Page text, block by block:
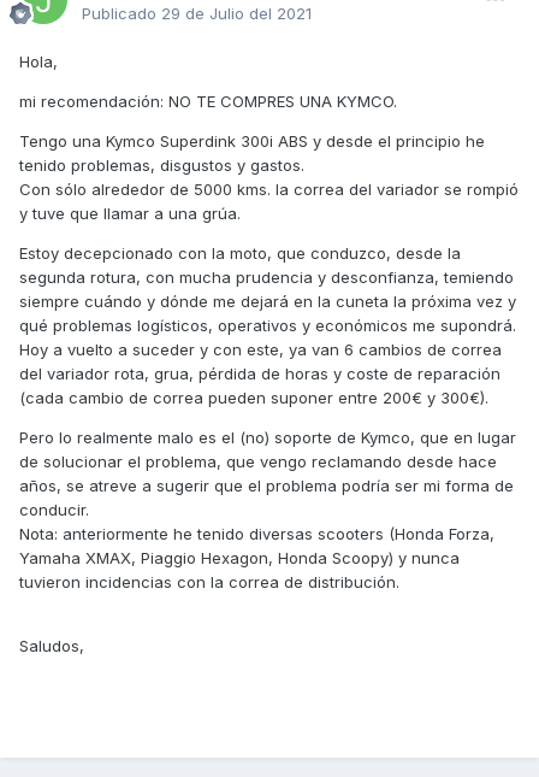
Publicado 29 de Julio del 2021
Hola,
mi recomendación: NO TE COMPRES UNA KYMCO.
Tengo una Kymco Superdink 300i ABS y desde el principio he
tenido problemas, disgustos y gastos.
Con sólo alrededor de 5000 kms. la correa del variador se rompió
y tuve que llamar a una grúa.
Estoy decepcionado con la moto, que conduzco, desde la
segunda rotura, con mucha prudencia y desconfianza, temiendo
siempre cuándo y dónde me dejará en la cuneta la próxima vez y
qué problemas logísticos, operativos y económicos me supondrá.
Hoy a vuelto a suceder y con este, ya van 6 cambios de correa
del variador rota, grua, pérdida de horas y coste de reparación
(cada cambio de correa pueden suponer entre 200€ y 300€).
Pero lo realmente malo es el (no) soporte de Kymco, que en lugar
de solucionar el problema, que vengo reclamando desde hace
años, se atreve a sugerir que el problema podría ser mi forma de
conducir.
Nota: anteriormente he tenido diversas scooters (Honda Forza,
Yamaha XMAX, Piaggio Hexagon, Honda Scoopy) y nunca
tuvieron incidencias con la correa de distribución.
Saludos,